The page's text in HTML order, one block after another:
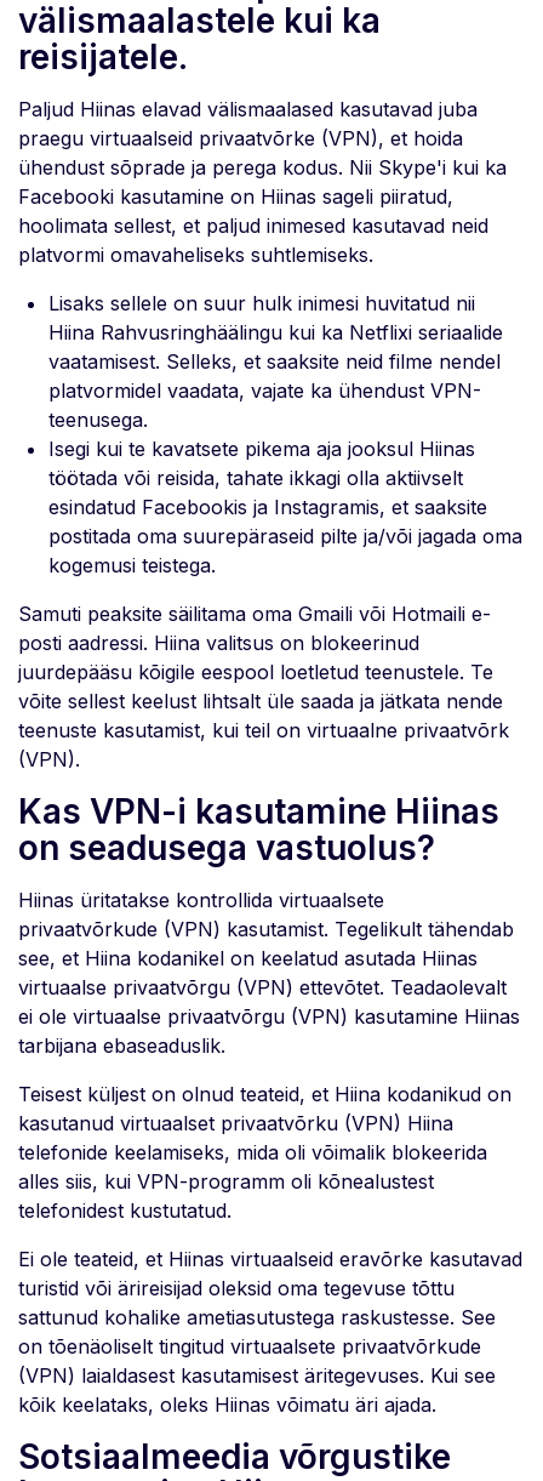
välismaalastele kui ka
reisijatele.
Paljud Hiinas elavad välismaalased kasutavad juba
praegu virtuaalseid privaatvõrke (VPN), et hoida
ühendust sõprade ja perega kodus. Nii Skype'i kui ka
Facebooki kasutamine on Hiinas sageli piiratud,
hoolimata sellest, et paljud inimesed kasutavad neid
platvormi omavaheliseks suhtlemiseks.
Lisaks sellele on suur hulk inimesi huvitatud nii
Hiina Rahvusringhäälingu kui ka Netflixi seriaalide
vaatamisest. Selleks, et saaksite neid filme nendel
platvormidel vaadata, vajate ka ühendust VPN-
teenusega.
Isegi kui te kavatsete pikema aja jooksul Hiinas
töötada või reisida, tahate ikkagi olla aktiivselt
esindatud Facebookis ja Instagramis, et saaksite
postitada oma suurepäraseid pilte ja/või jagada oma
kogemusi teistega.
Samuti peaksite säilitama oma Gmaili või Hotmaili e-
posti aadressi. Hiina valitsus on blokeerinud
juurdepääsu kõigile eespool loetletud teenustele. Te
võite sellest keelust lihtsalt üle saada ja jätkata nende
teenuste kasutamist, kui teil on virtuaalne privaatvõrk
(VPN).
Kas VPN-i kasutamine Hiinas
on seadusega vastuolus?
Hiinas üritatakse kontrollida virtuaalsete
privaatvõrkude (VPN) kasutamist. Tegelikult tähendab
see, et Hiina kodanikel on keelatud asutada Hiinas
virtuaalse privaatvõrgu (VPN) ettevõtet. Teadaolevalt
ei ole virtuaalse privaatvõrgu (VPN) kasutamine Hiinas
tarbijana ebaseaduslik.
Teisest küljest on olnud teateid, et Hiina kodanikud on
kasutanud virtuaalset privaatvõrku (VPN) Hiina
telefonide keelamiseks, mida oli võimalik blokeerida
alles siis, kui VPN-programm oli kõnealustest
telefonidest kustutatud.
Ei ole teateid, et Hiinas virtuaalseid eravõrke kasutavad
turistid või ärireisijad oleksid oma tegevuse tõttu
sattunud kohalike ametiasutustega raskustesse. See
on tõenäoliselt tingitud virtuaalsete privaatvõrkude
(VPN) laialdasest kasutamisest äritegevuses. Kui see
kõik keelataks, oleks Hiinas võimatu äri ajada.
Sotsiaalmeedia võrgustike